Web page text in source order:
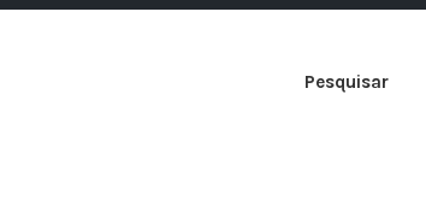
Pesquisar